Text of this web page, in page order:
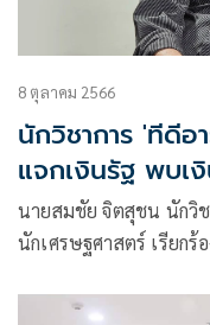
8 ตุลาคม 2566
นักวิชาการ 'ทีดีอ
แจกเงินรัฐ พบเ
คุ้มเสีย
นายสมชัย จิตสุชน นักวิช
นักเศรษฐศาสตร์ เรียกร้